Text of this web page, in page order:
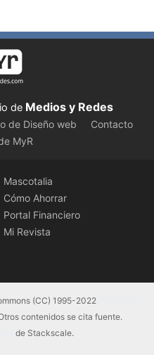
de Medios y Redes
de Diseño web
Contacto
MyR
Mascotalia
Cómo Ahorrar
Portal Financiero
Mi Revista
(CC) 1995-2022
contenidos se cita fuente.
de Stackscale.